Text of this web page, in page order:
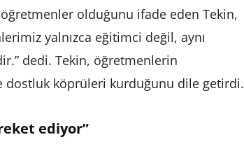
olduğunu ifade eden Tekin,
yalnızca eğitimci değil, aynı
dedi. Tekin, öğretmenlerin
dostluk köprüleri kurduğunu dile getirdi.
ediyor”